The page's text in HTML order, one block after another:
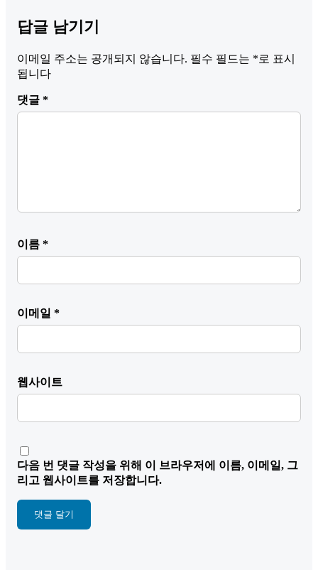
답글 남기기
이메일 주소는 공개되지 않습니다. 필수 필드는 *로 표시
됩니다
댓글 *
이름 *
이메일 *
웹사이트
다음 번 댓글 작성을 위해 이 브라우저에 이름, 이메일, 그
리고 웹사이트를 저장합니다.